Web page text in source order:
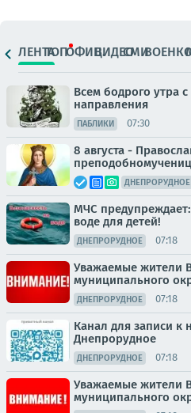
ЛЕНТАТОПОФИЦ.ВИДЕОСМИ
Всем бодрого утра
направления
ПАБЛИКИ 07:30
8 августа -
ДНЕПРОРУДНОЕ
МЧС
воде для детей!
ДНЕПРОРУДНОЕ 07:18
Уважаемые жители
муниципального
ДНЕПРОРУДНОЕ 07:18
Канал для записи к
Днепрорудное
ДНЕПРОРУДНОЕ 07:18
Уважаемые жители
муниципального